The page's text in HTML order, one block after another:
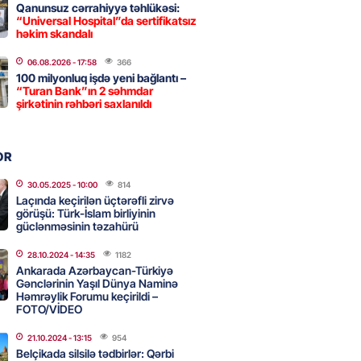
fəhləyə borclu qalıb?
- 16:45
Müdafiə Sazişi”nin
klubuna keçən Kamil
oynamaq istəyir
- 16:15
qadın qətlə yetirildi – Şübhəli
oğludur
- 16:00 229
Qanunsuz cərrahiyyə təhlükəsi:
“Universal Hospital”da sertifikatsız
həkim skandalı
06.08.2026- 17:58 366
100 milyonluq işdə yeni bağlantı –
“Turan Bank”ın 2 səhmdar
şirkətinin rəhbəri saxlanıldı
30.05.2025- 10:00 814
Laçında keçirilən üçtərəfli zirvə
görüşü: Türk-İslam birliyinin
güclənməsinin təzahürü
28.10.2024- 14:35 1182
Ankarada Azərbaycan-Türkiyə
Gənclərinin Yaşıl Dünya Naminə
Həmrəylik Forumu keçirildi –
FOTO/VİDEO
21.10.2024- 13:15 954
Belçikada silsilə tədbirlər: Qərbi